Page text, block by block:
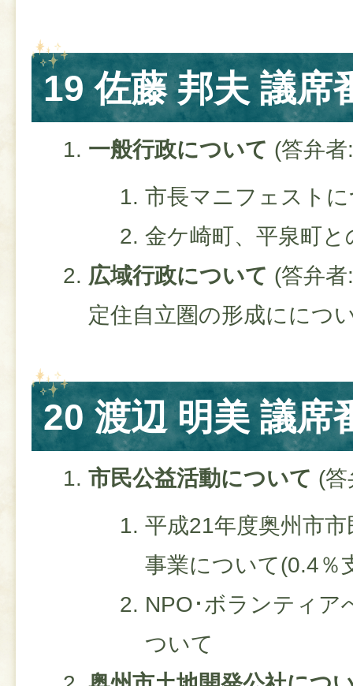
19 佐藤 邦夫 議席
一般行政について (答弁
市長マニフェスト
金ケ崎町、平泉町
広域行政について (答弁
定住自立圏の形成ににつ
20 渡辺 明美 議席
市民公益活動について (
平成21年度奥州市
事業について(0.4％
NPO･ボランティア
ついて